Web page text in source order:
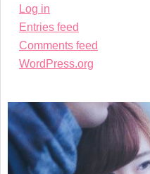
Log in
Entries feed
Comments feed
WordPress.org